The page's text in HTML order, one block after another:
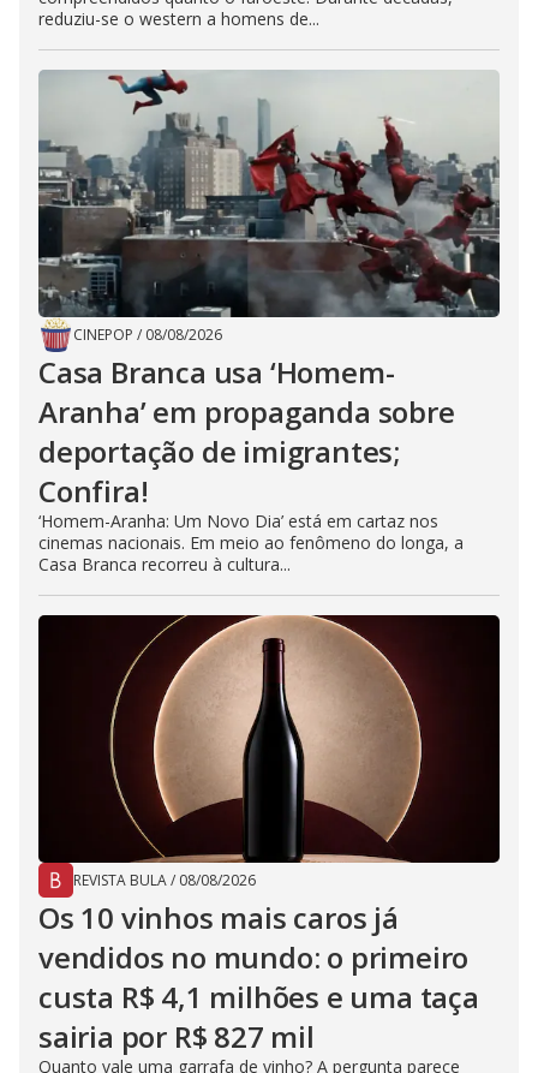
reduziu-se o western a homens de...
CINEPOP / 08/08/2026
Casa Branca usa ‘Homem-
Aranha’ em propaganda sobre
deportação de imigrantes;
Confira!
‘Homem-Aranha: Um Novo Dia’ está em cartaz nos
cinemas nacionais. Em meio ao fenômeno do longa, a
Casa Branca recorreu à cultura...
REVISTA BULA/ 08/08/2026
Os 10 vinhos mais caros já
vendidos no mundo: o primeiro
custa R$ 4,1 milhões e uma taça
sairia por R$ 827 mil
Quanto vale uma garrafa de vinho? A pergunta parece